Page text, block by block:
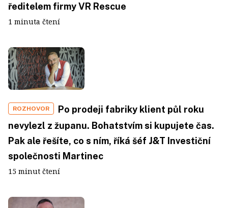
ředitelem firmy VR Rescue
1 minuta čtení
ROZHOVOR
Po prodeji fabriky klient půl roku
nevylezl z županu. Bohatstvím si kupujete čas.
Pak ale řešíte, co s ním, říká šéf J&T Investiční
společnosti Martinec
15 minut čtení